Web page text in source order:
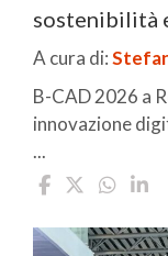
sostenibilità
A cura di:
B-CAD 2026 a
innovazione
...